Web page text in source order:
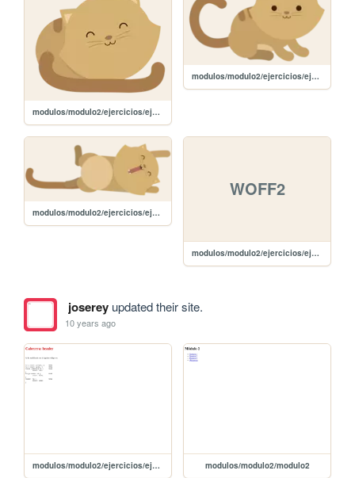
modulos/modulo2/ejercicios/ejercicio3/images/kitten-small.png
modulos/modulo2/ejercicios/ejercicio3/images/kitten-medium.png
modulos/modulo2/ejercicios/ejercicio3/images/kitten-large.png
WOFF2
modulos/modulo2/ejercicios/ejercicio2/fonts/FiraSans-Light.woff2
josereyupdated their site.
10 years ago
modulos/modulo2/ejercicios/ejercicio1/ejercicio1 modulos/modulo2/modulo2